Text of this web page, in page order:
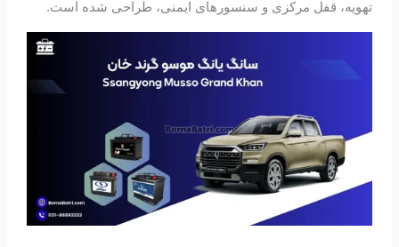
تهویه، قفل مرکزی و سنسورهای ایمنی، طراحی شده است.